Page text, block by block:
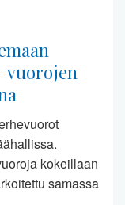
vuorojen
kokeillaan
samassa